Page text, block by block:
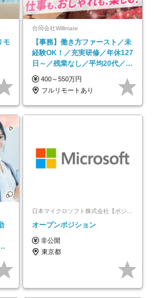
モ
合同会社Willmate
【事務】働き方ファースト／未
経験OK！／充実研修／年休127
日～／残業なし／平均20代／リ
モートOK
400～550万円
フルリモートあり
日本マイクロソフト株式会社【ポジションマッチ登録】
オープンポジション
非公開
東京都